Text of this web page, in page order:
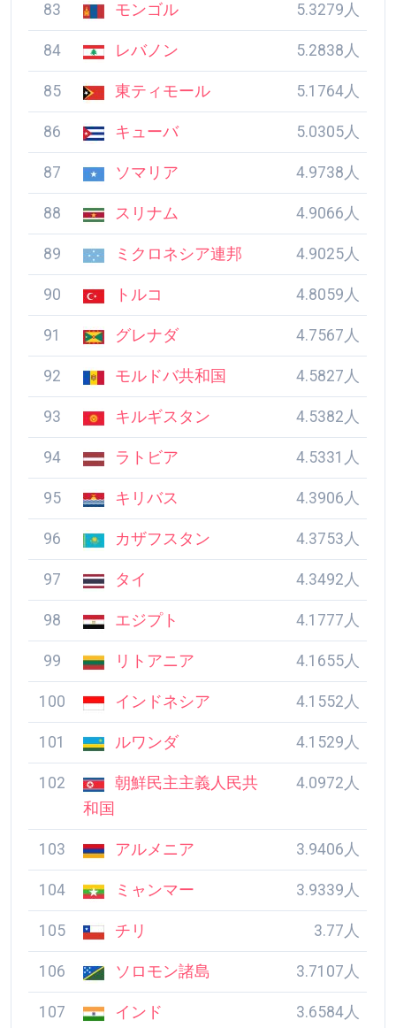
83 モンゴル 5.3279人
84 レバノン 5.2838人
85 東ティモール 5.1764人
86 キューバ 5.0305人
87 ソマリア 4.9738人
88 スリナム 4.9066人
89 ミクロネシア連邦 4.9025人
90 トルコ 4.8059人
91 グレナダ 4.7567人
92 モルドバ共和国 4.5827人
93 キルギスタン 4.5382人
94 ラトビア 4.5331人
95 キリバス 4.3906人
96 カザフスタン 4.3753人
97 タイ 4.3492人
98 エジプト 4.1777人
99 リトアニア 4.1655人
100 インドネシア 4.1552人
101 ルワンダ 4.1529人
102
朝鮮民主主義人民共
和国
4.0972人
103 アルメニア 3.9406人
104 ミャンマー 3.9339人
105 チリ 3.77人
106 ソロモン諸島 3.7107人
107 インド 3.6584人